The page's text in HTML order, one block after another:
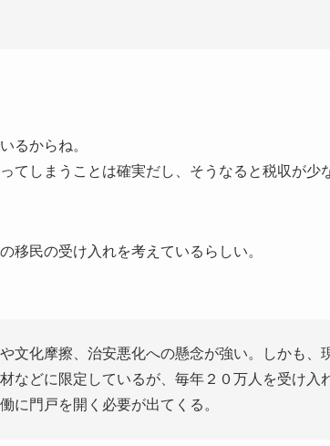
るからね。
てしまうことは確実だし、そうなると税収が少
移民の受け入れを考えているらしい。
文化摩擦、治安悪化への懸念が強い。しかも、
などに限定しているが、毎年２０万人を受け入
に門戸を開く必要が出てくる。